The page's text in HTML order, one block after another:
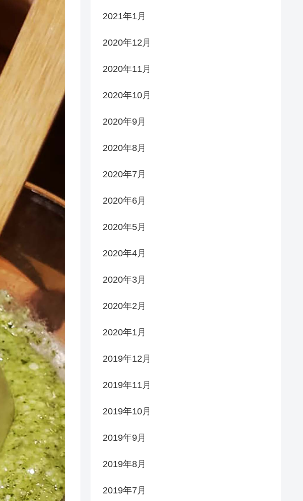
2021年1月
2020年12月
2020年11月
2020年10月
2020年9月
2020年8月
2020年7月
2020年6月
2020年5月
2020年4月
2020年3月
2020年2月
2020年1月
2019年12月
2019年11月
2019年10月
2019年9月
2019年8月
2019年7月